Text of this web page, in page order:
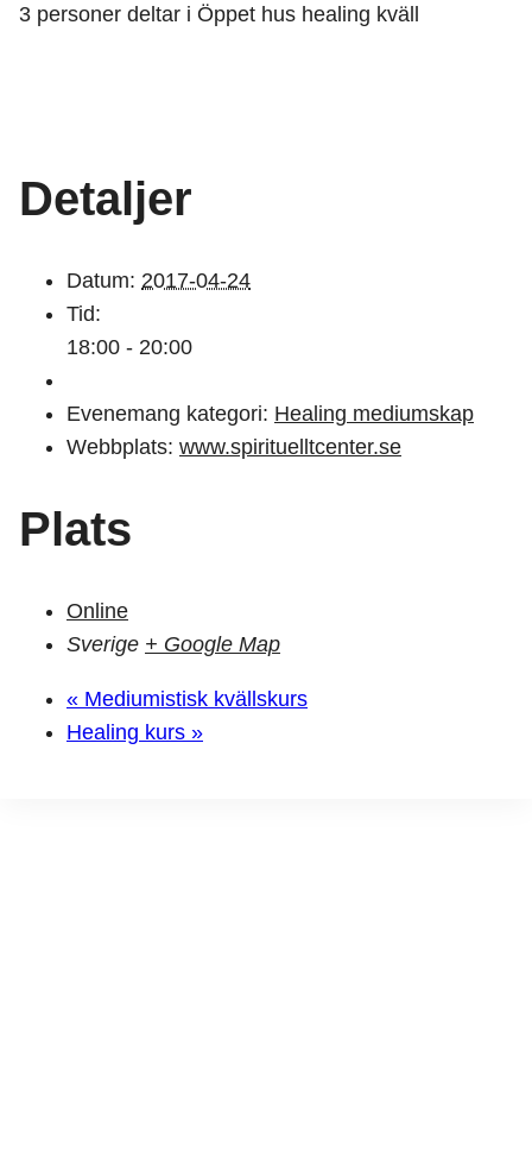
3 personer deltar i Öppet hus healing kväll
Detaljer
Datum: 2017-04-24
Tid:
18:00 - 20:00
Evenemang kategori: Healing mediumskap
Webbplats: www.spirituelltcenter.se
Plats
Online
Sverige + Google Map
« Mediumistisk kvällskurs
Healing kurs »